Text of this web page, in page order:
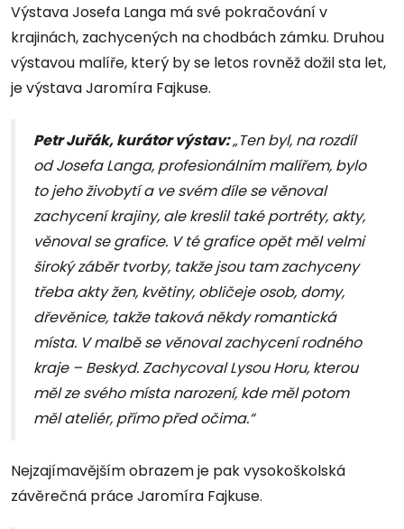
Výstava Josefa Langa má své pokračování v
krajinách, zachycených na chodbách zámku. Druhou
výstavou malíře, který by se letos rovněž dožil sta let,
je výstava Jaromíra Fajkuse.
Petr Juřák, kurátor výstav:„Ten byl, na rozdíl
od Josefa Langa, profesionálním malířem, bylo
to jeho živobytí a ve svém díle se věnoval
zachycení krajiny, ale kreslil také portréty, akty,
věnoval se grafice. V té grafice opět měl velmi
široký záběr tvorby, takže jsou tam zachyceny
třeba akty žen, květiny, obličeje osob, domy,
dřevěnice, takže taková někdy romantická
místa. V malbě se věnoval zachycení rodného
kraje – Beskyd. Zachycoval Lysou Horu, kterou
měl ze svého místa narození, kde měl potom
měl ateliér, přímo před očima.“
Nejzajímavějším obrazem je pak vysokoškolská
závěrečná práce Jaromíra Fajkuse.